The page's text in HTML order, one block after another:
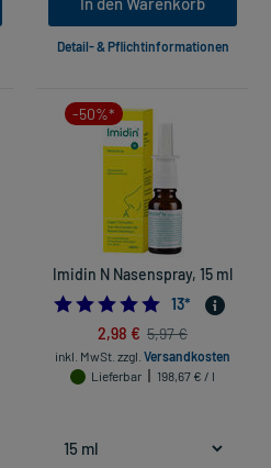
Detail- & Pflichtinformationen
-50%*
Imidin N Nasenspray, 15 ml
5.0
13*
2,98 € 5,97 €
inkl. MwSt. zzgl. Versandkosten
Lieferbar
198,67 € / l